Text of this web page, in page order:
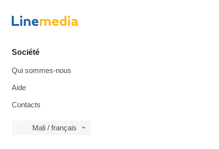
Société
Qui sommes-nous
Aide
Contacts
Mali / français